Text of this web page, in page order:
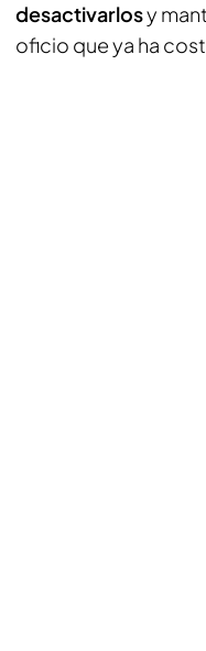
desactivarlosy
oficio que ya ha